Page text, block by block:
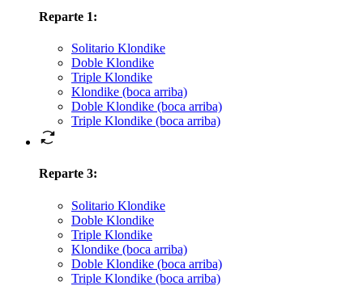
Reparte 1:
Solitario Klondike
Doble Klondike
Triple Klondike
Klondike (boca arriba)
Doble Klondike (boca arriba)
Triple Klondike (boca arriba)
Reparte 3:
Solitario Klondike
Doble Klondike
Triple Klondike
Klondike (boca arriba)
Doble Klondike (boca arriba)
Triple Klondike (boca arriba)